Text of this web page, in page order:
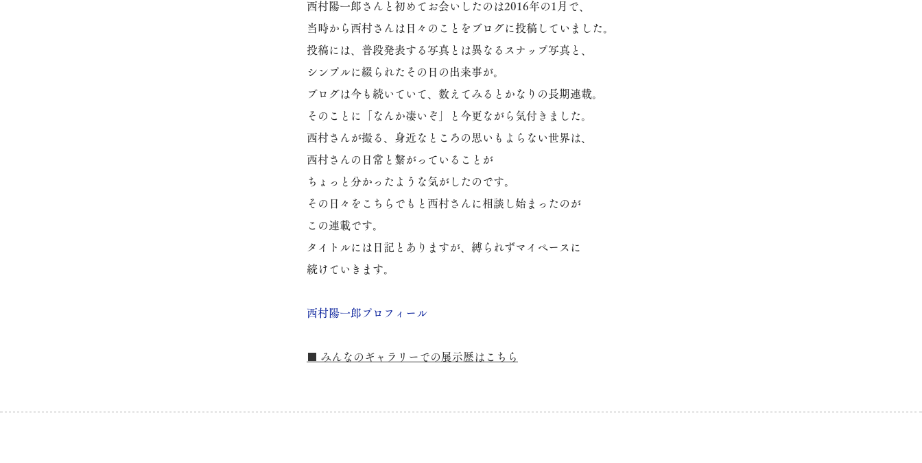
西村陽一郎さんと初めてお会いしたのは2016年の1月で、
当時から西村さんは日々のことをブログに投稿していました。
投稿には、普段発表する写真とは異なるスナップ写真と、
シンプルに綴られたその日の出来事が。
ブログは今も続いていて、数えてみるとかなりの長期連載。
そのことに「なんか凄いぞ」と今更ながら気付きました。
西村さんが撮る、身近なところの思いもよらない世界は、
西村さんの日常と繋がっていることが
ちょっと分かったような気がしたのです。
その日々をこちらでもと西村さんに相談し始まったのが
この連載です。
タイトルには日記とありますが、縛られずマイペースに
続けていきます。
​西村陽一郎プロフィール
■ みんなのギャラリーでの展示歴はこちら